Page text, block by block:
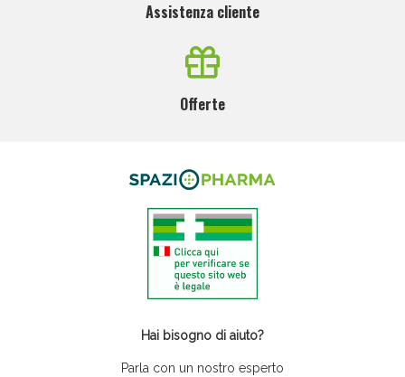
Assistenza cliente
Offerte
Hai bisogno di aiuto?
Parla con un nostro esperto